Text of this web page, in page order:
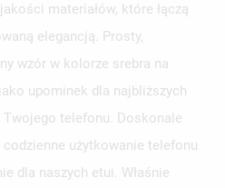
materiałów, które łączą
elegancją. Prosty,
wzór w kolorze srebra na
upominek dla najbliższych
Twojego telefonu. Doskonale
użytkowanie telefonu
dla naszych etui. Właśnie